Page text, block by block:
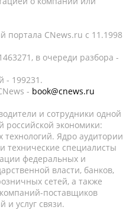
портала CNews.ru c 11.1998
в очереди разбора -
- 199231.
- book@cnews.ru
и сотрудники одной
российской экономики:
Ядро аудитории
технические специалисты
федеральных и
власти, банков,
сетей, а также
поставщиков
и услуг связи.